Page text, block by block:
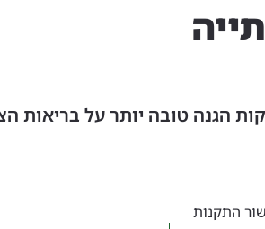
הגנה טובה יותר על בריאות
התקנות